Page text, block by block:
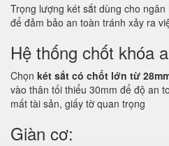
Trọng lượng két sắt dùng cho
để đảm bảo an toàn tránh xảy ra
Hệ thống chốt khóa
Chọn két sắt có chốt lớn từ
vào thân tối thiểu 30mm để độ an
mất tài sản, giấy tờ quan trọng
Giàn cơ: